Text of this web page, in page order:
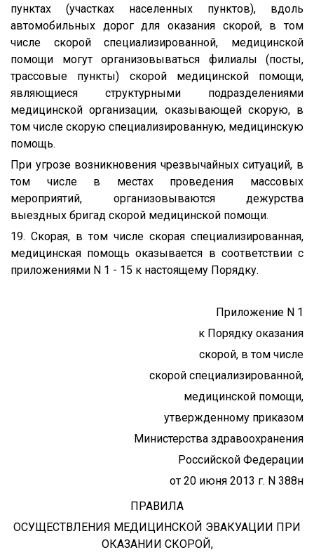
пунктах (участках населенных пунктов), вдоль
автомобильных дорог для оказания скорой, в том
числе скорой специализированной, медицинской
помощи могут организовываться филиалы (посты,
трассовые пункты) скорой медицинской помощи,
являющиеся структурными подразделениями
медицинской организации, оказывающей скорую, в
том числе скорую специализированную, медицинскую
помощь.
При угрозе возникновения чрезвычайных ситуаций, в
том числе в местах проведения массовых
мероприятий, организовываются дежурства
выездных бригад скорой медицинской помощи.
19. Скорая, в том числе скорая специализированная,
медицинская помощь оказывается в соответствии с
приложениями N 1 - 15 к настоящему Порядку.
Приложение N 1
к Порядку оказания
скорой, в том числе
скорой специализированной,
медицинской помощи,
утвержденному приказом
Министерства здравоохранения
Российской Федерации
от 20 июня 2013 г. N 388н
ПРАВИЛА
ОСУЩЕСТВЛЕНИЯ МЕДИЦИНСКОЙ ЭВАКУАЦИИ ПРИ
ОКАЗАНИИ СКОРОЙ,